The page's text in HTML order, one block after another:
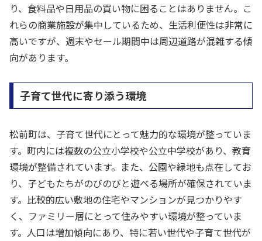
り、食料品や日用品の買い物に困ることはありません。こ
れらの商業施設が集中しているため、生活利便性は非常に
高いですが、週末やセール期間中は周辺道路が混雑する傾
向があります。
子育て世代に寄り添う環境
松前町は、子育て世代にとって魅力的な環境が整っていま
す。町内には複数の公立小学校や公立中学校があり、教育
環境が整備されています。また、公園や緑地も点在してお
り、子どもたちがのびのびと遊べる場所が確保されていま
す。比較的広い敷地の住宅やマンションが見つかりやす
く、ファミリー層にとって住みやすい環境が整っていま
す。人口は増加傾向にあり、特に若い世代や子育て世代が